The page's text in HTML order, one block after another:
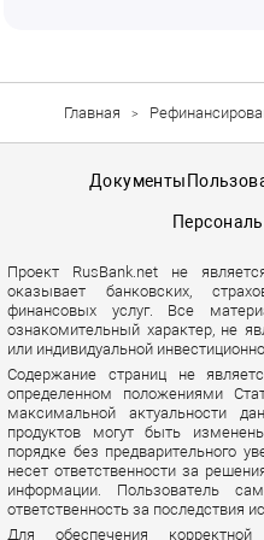
Главная
Документы
Проект RusBank.net не
оказывает банковских,
финансовых услуг. Все
ознакомительный характер, не
или индивидуальной
Содержание страниц не
определенном положениями
максимальной актуальности
продуктов могут быть
порядке без предварительного
несет ответственности за
информации. Пользователь
ответственность за последствия
Для обеспечения